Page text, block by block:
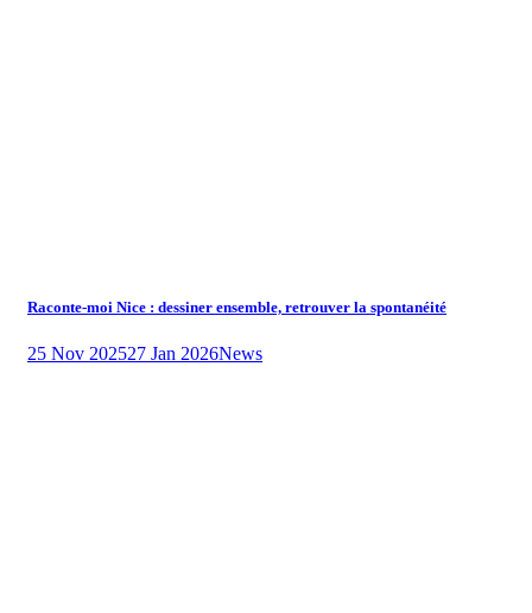
Raconte-moi Nice : dessiner ensemble, retrouver la spontanéité
25 Nov 202527 Jan 2026News